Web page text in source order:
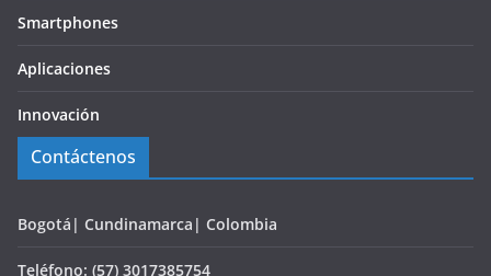
Smartphones
Aplicaciones
Innovación
Contáctenos
Bogotá| Cundinamarca| Colombia
Teléfono: (57) 3017385754